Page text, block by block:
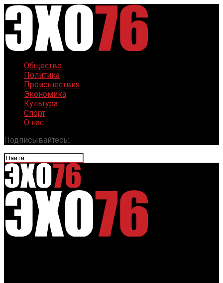
Общество
Политика
Происшествия
Экономика
Культура
Спорт
О нас
Подписывайтесь: